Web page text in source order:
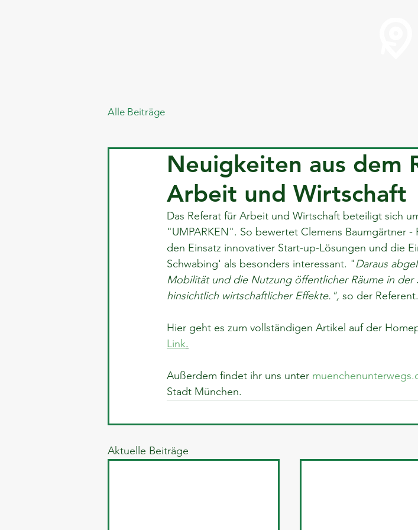
Alle Beiträge
Neuigkeiten aus dem
Arbeit und Wirtschaft
Das Referat für Arbeit und Wirtschaft beteiligt sich
"UMPARKEN". So bewertet Clemens Baumgärtner
den Einsatz innovativer Start-up-Lösungen und die
Schwabing' als besonders interessant. "Daraus
Mobilität und die Nutzung öffentlicher Räume in
hinsichtlich wirtschaftlicher Effekte.", so der Referent.
Hier geht es zum vollständigen Artikel auf der
Link.
Außerdem findet ihr uns unter
Stadt München.
Aktuelle Beiträge